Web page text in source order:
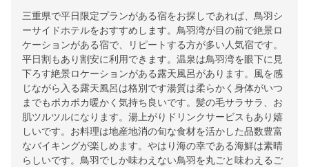
三重県で平日限定プランがある宿をお探しであれば、鳥羽シ
ーサイドホテルをおすすめします。鳥羽湾が目の前で絶景ロ
ケーションがある宿で、リピートする方が多い人気宿です。
平日割もあり割安に利用できます。温泉は鳥羽湾を眼下に見
下ろす絶景ロケーションがある露天風呂があります。風を感
じながら入る露天風呂は格別です湯質は柔らかく身体がいつ
までもポカポカ暖かく気持ち良いです。髪の毛サラサラ、お
肌ツルツルになります。湯上がりドリンクサービスもあり嬉
しいです。お料理は地産地消の旬な食材を活かした品数豊富
なバイキングが楽しめます。やはり海の幸である海鮮は素晴
らしいです。鳥羽でしか味わえない鳥羽を丸ごと味わえるご